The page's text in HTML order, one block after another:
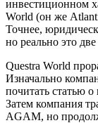
инвестиционном
World (он же
Точнее,
но реально это
Questra World
Изначально
почитать статью
Затем компания
AGAM, но